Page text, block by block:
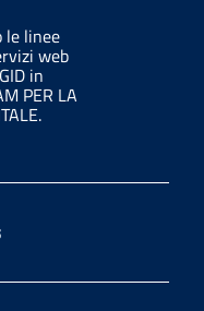
le linee
web
in
PER LA